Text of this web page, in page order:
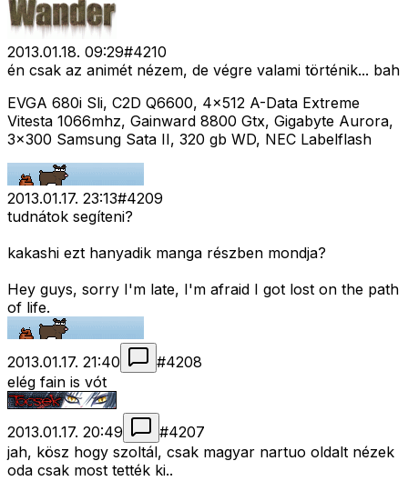
2013.01.18. 09:29#4210
én csak az animét nézem, de végre valami történik... bah
EVGA 680i Sli, C2D Q6600, 4x512 A-Data Extreme
Vitesta 1066mhz, Gainward 8800 Gtx, Gigabyte Aurora,
3x300 Samsung Sata II, 320 gb WD, NEC Labelflash
2013.01.17. 23:13#4209
tudnátok segíteni?
kakashi ezt hanyadik manga részben mondja?
Hey guys, sorry I'm late, I'm afraid I got lost on the path
of life.
2013.01.17. 21:40 #4208
elég fain is vót
2013.01.17. 20:49 #4207
jah, kösz hogy szoltál, csak magyar nartuo oldalt nézek
oda csak most tették ki..